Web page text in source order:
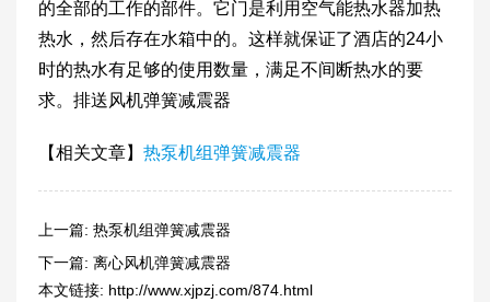
的全部的工作的部件。它门是利用空气能热水器加热
热水，然后存在水箱中的。这样就保证了酒店的24小
时的热水有足够的使用数量，满足不间断热水的要
求。排送风机弹簧减震器
【相关文章】 热泵机组弹簧减震器
上一篇: 热泵机组弹簧减震器
下一篇: 离心风机弹簧减震器
本文链接: http://www.xjpzj.com/874.html